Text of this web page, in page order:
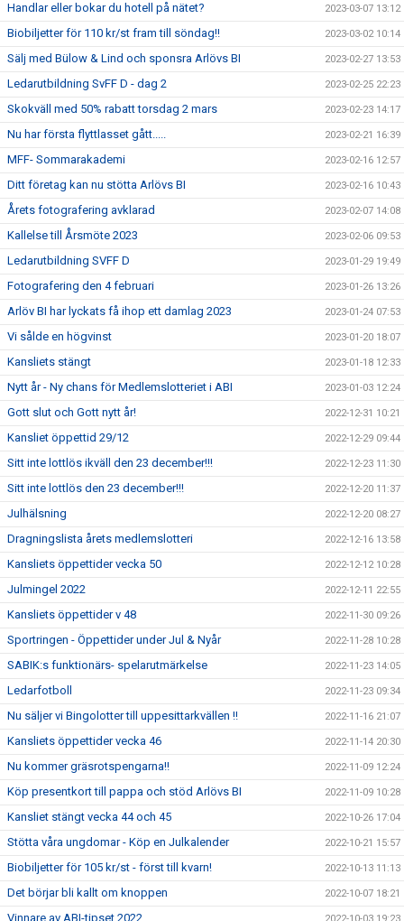
Handlar eller bokar du hotell på nätet? 2023-03-07 13:12
Biobiljetter för 110 kr/st fram till söndag!! 2023-03-02 10:14
Sälj med Bülow & Lind och sponsra Arlövs BI 2023-02-27 13:53
Ledarutbildning SvFF D - dag 2 2023-02-25 22:23
Skokväll med 50% rabatt torsdag 2 mars 2023-02-23 14:17
Nu har första flyttlasset gått..... 2023-02-21 16:39
MFF- Sommarakademi 2023-02-16 12:57
Ditt företag kan nu stötta Arlövs BI 2023-02-16 10:43
Årets fotografering avklarad 2023-02-07 14:08
Kallelse till Årsmöte 2023 2023-02-06 09:53
Ledarutbildning SVFF D 2023-01-29 19:49
Fotografering den 4 februari 2023-01-26 13:26
Arlöv BI har lyckats få ihop ett damlag 2023 2023-01-24 07:53
Vi sålde en högvinst 2023-01-20 18:07
Kansliets stängt 2023-01-18 12:33
Nytt år - Ny chans för Medlemslotteriet i ABI 2023-01-03 12:24
Gott slut och Gott nytt år! 2022-12-31 10:21
Kansliet öppettid 29/12 2022-12-29 09:44
Sitt inte lottlös ikväll den 23 december!!! 2022-12-23 11:30
Sitt inte lottlös den 23 december!!! 2022-12-20 11:37
Julhälsning 2022-12-20 08:27
Dragningslista årets medlemslotteri 2022-12-16 13:58
Kansliets öppettider vecka 50 2022-12-12 10:28
Julmingel 2022 2022-12-11 22:55
Kansliets öppettider v 48 2022-11-30 09:26
Sportringen - Öppettider under Jul & Nyår 2022-11-28 10:28
SABIK:s funktionärs- spelarutmärkelse 2022-11-23 14:05
Ledarfotboll 2022-11-23 09:34
Nu säljer vi Bingolotter till uppesittarkvällen !! 2022-11-16 21:07
Kansliets öppettider vecka 46 2022-11-14 20:30
Nu kommer gräsrotspengarna!! 2022-11-09 12:24
Köp presentkort till pappa och stöd Arlövs BI 2022-11-09 10:28
Kansliet stängt vecka 44 och 45 2022-10-26 17:04
Stötta våra ungdomar - Köp en Julkalender 2022-10-21 15:57
Biobiljetter för 105 kr/st - först till kvarn! 2022-10-13 11:13
Det börjar bli kallt om knoppen 2022-10-07 18:21
Vinnare av ABI-tipset 2022